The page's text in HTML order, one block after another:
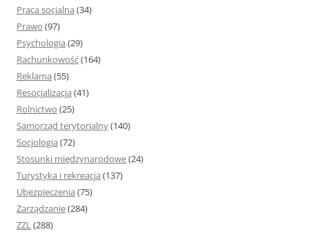
Praca socjalna (34)
Prawo (97)
Psychologia (29)
Rachunkowość(164)
Reklama (55)
Resocjalizacja (41)
Rolnictwo (25)
Samorząd terytorialny(140)
Socjologia (72)
Stosunki międzynarodowe(24)
Turystyka i rekreacja (137)
Ubezpieczenia (75)
Zarządzanie(284)
ZZL(288)